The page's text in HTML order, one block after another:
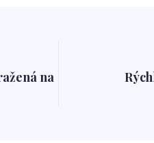
na